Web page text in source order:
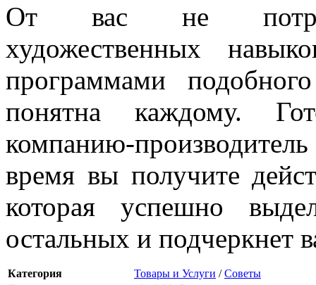
От вас не
художественных
программами
понятна каждому.
компанию-
время вы получите
которая успешно
остальных и подчеркнет
Категория Товары и Услуги /Советы